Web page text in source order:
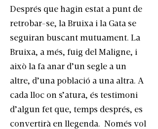
Després que hagin estat a punt de
retrobar-se, la Bruixa i la Gata se
seguiran buscant mutuament. La
Bruixa, a més, fuig del Maligne, i
això la fa anar d’un segle a un
altre, d’una població a una altra. A
cada lloc on s’atura, és testimoni
d’algun fet que, temps després, es
convertirà en llegenda. Només vol